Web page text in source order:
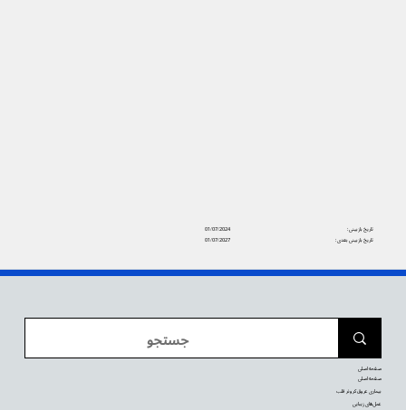
01/07/2024
تاریخ بازبینی:
01/07/2027
تاریخ بازبینی بعدی:
صفحه اصلی
صفحه اصلی
بیماری عروق کرونر قلب
عمل‌های زیبایی